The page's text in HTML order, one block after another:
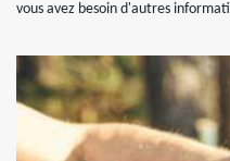
vous avez besoin d'autres